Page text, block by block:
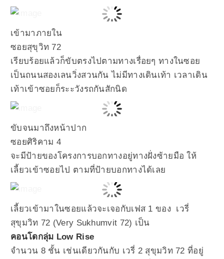
เข้ามาภายใน
ซอยสุขุวิท 72
เรียบร้อยแล้วก็ขับตรงไปตามทางเรื่อยๆ ทางในซอย
เป็นถนนสองเลนวิ่งสวนกัน ไม่มีทางเดินเท้า เวลาเดิน
เท้าเข้าซอยก็ระะวังรถกันสักนิด
ขับจนมาถึงหน้าปาก
ซอยศิริคาม 4
จะมีป้ายของโครงการบอกทางอยู่ทางฝั่งซ้ายมือ ให้
เลี้ยวเข้าซอยไป ตามที่ป้ายบอกทางได้เลย
เลี้ยวเข้ามาในซอยแล้วจะเจอกับเฟส 1 ของ เวรี่
สุขุมวิท 72 (Very Sukhumvit 72) เป็น
คอนโดกลุ่ม Low Rise
จำนวน 8 ชั้น เช่นเดียวกันกับ เวรี่ 2 สุขุมวิท 72 ที่อยู่